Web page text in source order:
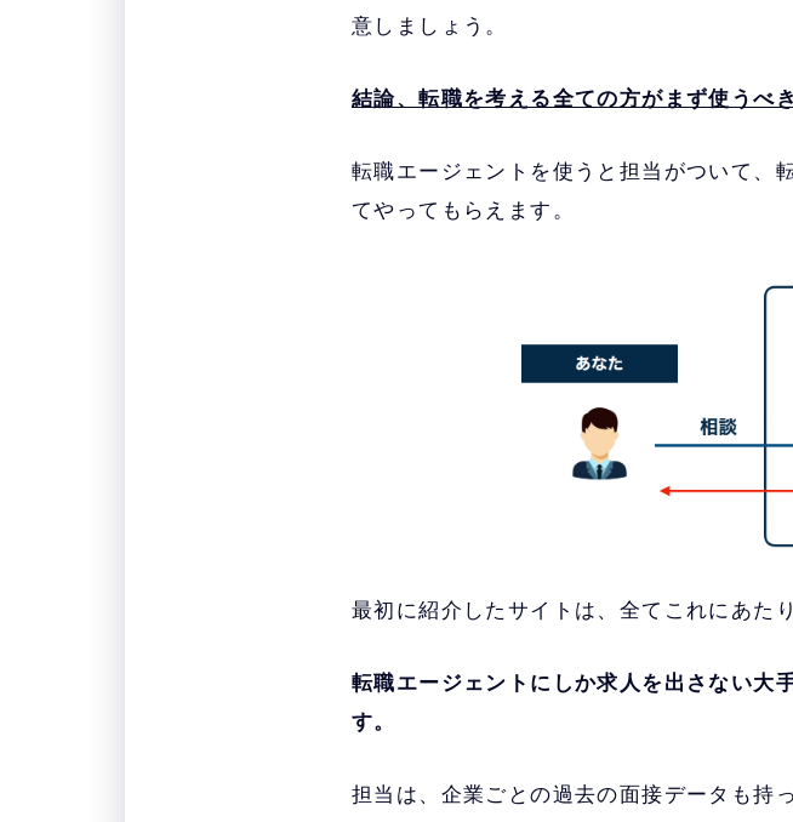
意しましょう。
結論、転職を考える全ての方がまず使うべ
転職エージェントを使うと担当がついて、
てやってもらえます。
最初に紹介したサイトは、全てこれにあたり
転職エージェントにしか求人を出さない大
す。
担当は、企業ごとの過去の面接データも持